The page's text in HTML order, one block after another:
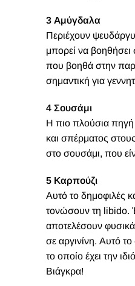
3 Αμύγδαλα
Περιέχουν
μπορεί να βοηθήσει
που βοηθά στην
σημαντική για
4 Σουσάμι
Η πιο πλούσια πηγή
και σπέρματος
στο σουσάμι, που
5 Καρπούζι
Αυτό το δημοφιλές
τονώσουν τη libido.
αποτελέσουν
σε αργινίνη. Αυτό
το οποίο έχει την
Βιάγκρα!